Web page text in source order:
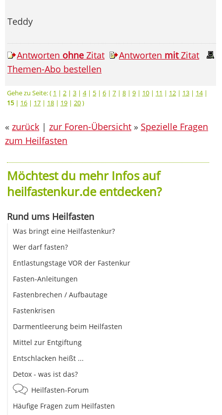
Teddy
Antworten ohne Zitat Antworten mitZitat
Themen-Abo bestellen
Gehe zu Seite: ( 1 | 2 | 3 | 4| 5 | 6 | 7 | 8 | 9 | 10 | 11 | 12 | 13 | 14|
15| 16 | 17 | 18 | 19 | 20)
« zurück | zur Foren-Übersicht » Spezielle Fragen
zum Heilfasten
Möchtest du mehr Infos auf
heilfastenkur.de entdecken?
Rund ums Heilfasten
Was bringt eine Heilfastenkur?
Wer darf fasten?
Entlastungstage VOR der Fastenkur
Fasten-Anleitungen
Fastenbrechen / Aufbautage
Fastenkrisen
Darmentleerung beim Heilfasten
Mittel zur Entgiftung
Entschlacken heißt ...
Detox - was ist das?
Heilfasten-Forum
Häufige Fragen zum Heilfasten